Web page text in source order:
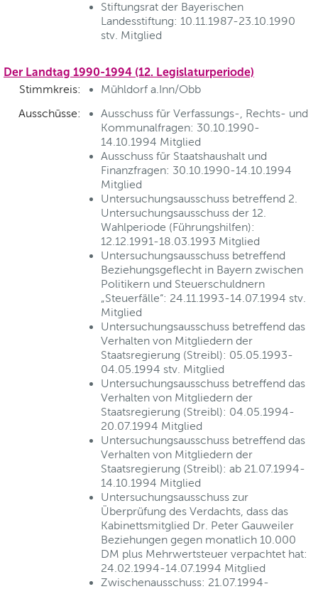
Stiftungsrat der Bayerischen
Landesstiftung: 10.11.1987-23.10.1990
stv. Mitglied
Der Landtag 1990-1994 (12. Legislaturperiode)
Stimmkreis:
Mühldorf a.Inn/Obb
Ausschüsse:
Ausschuss für Verfassungs-, Rechts- und
Kommunalfragen: 30.10.1990-
14.10.1994 Mitglied
Ausschuss für Staatshaushalt und
Finanzfragen: 30.10.1990-14.10.1994
Mitglied
Untersuchungsausschuss betreffend 2.
Untersuchungsausschuss der 12.
Wahlperiode (Führungshilfen):
12.12.1991-18.03.1993 Mitglied
Untersuchungsausschuss betreffend
Beziehungsgeflecht in Bayern zwischen
Politikern und Steuerschuldnern
„Steuerfälle“: 24.11.1993-14.07.1994 stv.
Mitglied
Untersuchungsausschuss betreffend das
Verhalten von Mitgliedern der
Staatsregierung (Streibl): 05.05.1993-
04.05.1994 stv. Mitglied
Untersuchungsausschuss betreffend das
Verhalten von Mitgliedern der
Staatsregierung (Streibl): 04.05.1994-
20.07.1994 Mitglied
Untersuchungsausschuss betreffend das
Verhalten von Mitgliedern der
Staatsregierung (Streibl): ab 21.07.1994-
14.10.1994 Mitglied
Untersuchungsausschuss zur
Überprüfung des Verdachts, dass das
Kabinettsmitglied Dr. Peter Gauweiler
Beziehungen gegen monatlich 10.000
DM plus Mehrwertsteuer verpachtet hat:
24.02.1994-14.07.1994 Mitglied
Zwischenausschuss: 21.07.1994-